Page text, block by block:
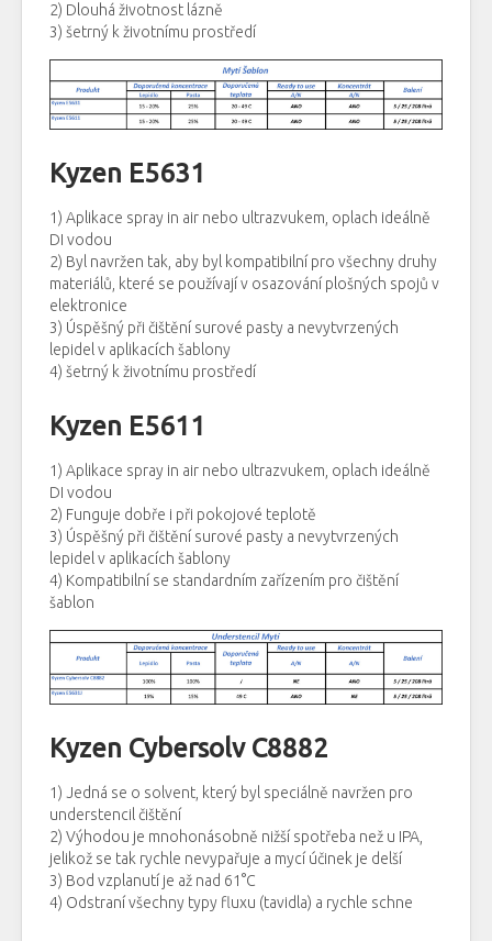
2) Dlouhá životnost lázně
3) šetrný k životnímu prostředí
Kyzen E5631
1) Aplikace spray in air nebo ultrazvukem, oplach ideálně
DI vodou
2) Byl navržen tak, aby byl kompatibilní pro všechny druhy
materiálů, které se používají v osazování plošných spojů v
elektronice
3) Úspěšný při čištění surové pasty a nevytvrzených
lepidel v aplikacích šablony
4) šetrný k životnímu prostředí
Kyzen E5611
1) Aplikace spray in air nebo ultrazvukem, oplach ideálně
DI vodou
2) Funguje dobře i při pokojové teplotě
3) Úspěšný při čištění surové pasty a nevytvrzených
lepidel v aplikacích šablony
4) Kompatibilní se standardním zařízením pro čištění
šablon
Kyzen Cybersolv C8882
1) Jedná se o solvent, který byl speciálně navržen pro
understencil čištění
2) Výhodou je mnohonásobně nižší spotřeba než u IPA,
jelikož se tak rychle nevypařuje a mycí účinek je delší
3) Bod vzplanutí je až nad 61°C
4) Odstraní všechny typy fluxu (tavidla) a rychle schne